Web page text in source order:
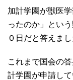
加計学園が獣医
ったのか」とい
０日だと答えまし
これまで国会の
計学園が申請し